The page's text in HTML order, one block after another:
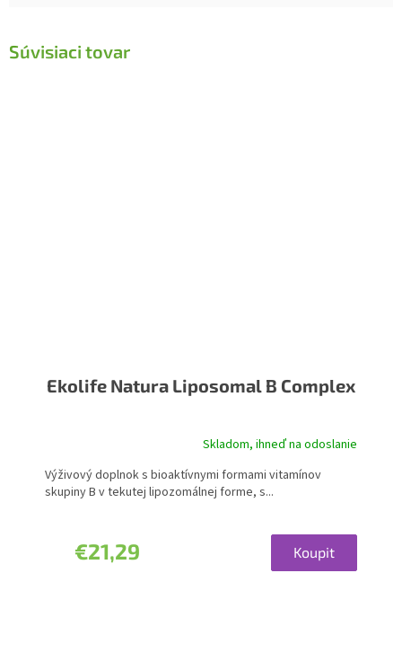
Súvisiaci tovar
Ekolife Natura Liposomal B Complex
Skladom, ihneď na odoslanie
€21,29 Koupit
Výživový doplnok s bioaktívnymi formami vitamínov
skupiny B v tekutej lipozomálnej forme, s...